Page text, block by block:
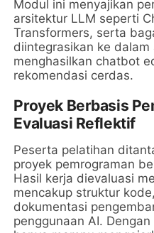
Modul ini menyajikan
arsitektur LLM seperti
Transformers, serta
diintegrasikan ke dalam
menghasilkan chatbot
rekomendasi cerdas.
Proyek Berbasis
Evaluasi Reflektif
Peserta pelatihan
proyek pemrograman
Hasil kerja dievaluasi
mencakup struktur
dokumentasi
penggunaan AI.